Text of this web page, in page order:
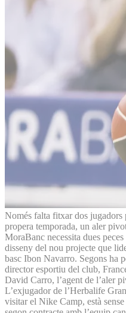
Només falta fitxar dos
propera temporada, un aler
MoraBanc necessita dues
disseny del nou projecte que
basc Ibon Navarro. Segons ha
director esportiu del club,
David Carro, l’agent de l’aler
L’exjugador de l’Herbalife
visitar el Nike Camp, està